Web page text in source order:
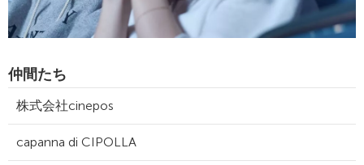
仲間たち
株式会社cinepos
capanna di CIPOLLA